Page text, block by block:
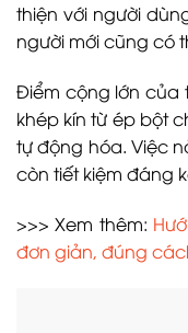
thiện với người
người mới cũng có
Điểm cộng lớn của
khép kín từ ép bột
tự động hóa. Việc
còn tiết kiệm đáng
>>> Xem thêm:
đơn giản, đúng